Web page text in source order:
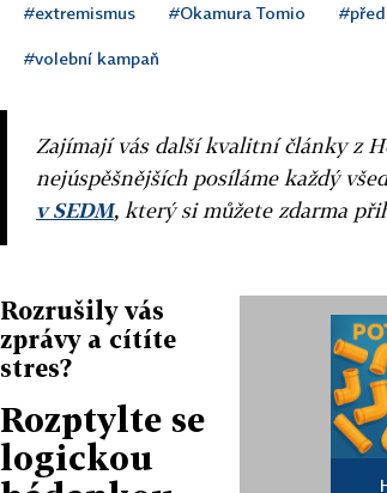
#extremismus #Okamura Tomio
#volební kampaň
Zajímají vás další kvalitní články z
nejúspěšnějších posíláme každý
v SEDM, který si můžete zdarma
Rozrušily vás
zprávy a cítíte
stres?
Rozptylte se
logickou